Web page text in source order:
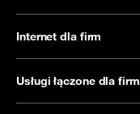
Internet dla firm
Usługi łączone dla firm